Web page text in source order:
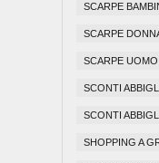
SCARPE
SCARPE
SCARPE
SCONTI
SCONTI
SHOPPING A